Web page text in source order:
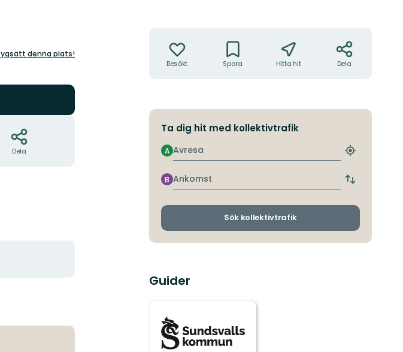
denna plats!
Dela
Besökt Spara Hitta hit Dela
Ta dig hit med kollektivtrafik
Avresa
A
Hitta
hållplats
Ankomst
B
Byt
och
Sök kollektivtrafik
Guider